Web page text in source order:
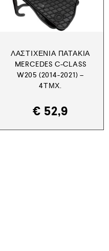
ΛΑΣΤΙΧΈΝΙΑ ΠΑΤΆΚΙΑ
MERCEDES C-CLASS
W205 (2014-2021) –
4ΤΜΧ.
€ 52,9